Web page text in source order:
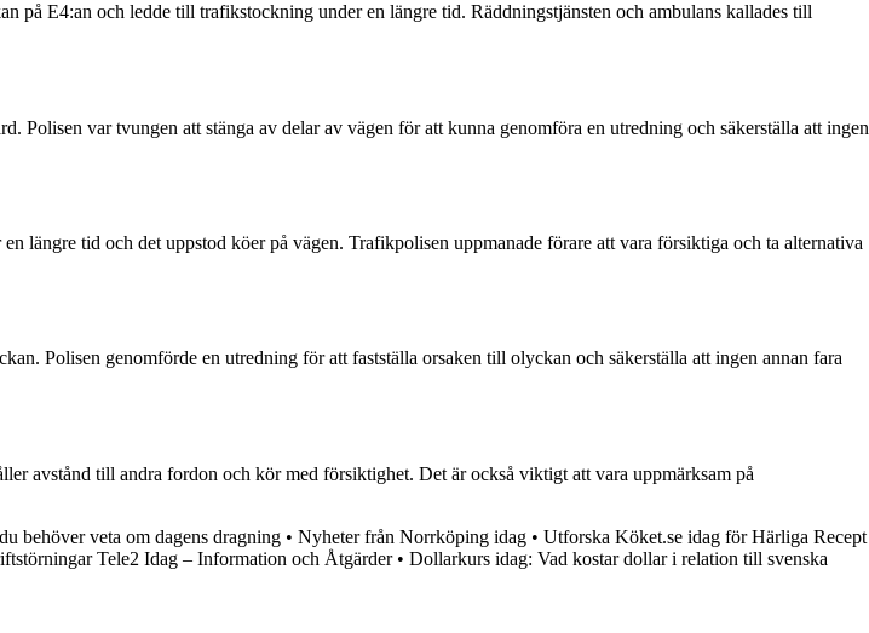
E4:an och ledde till trafikstockning under en längre tid. Räddningstjänsten och ambulans kallades till
var tvungen att stänga av delar av vägen för att kunna genomföra en utredning och säkerställa att ingen
längre tid och det uppstod köer på vägen. Trafikpolisen uppmanade förare att vara försiktiga och ta alternativa
Polisen genomförde en utredning för att fastställa orsaken till olyckan och säkerställa att ingen annan fara
avstånd till andra fordon och kör med försiktighet. Det är också viktigt att vara uppmärksam på
behöver veta om dagens dragning • Nyheter från Norrköping idag • Utforska Köket.se idag för Härliga Recept
Tele2 Idag – Information och Åtgärder• Dollarkurs idag: Vad kostar dollar i relation till svenska